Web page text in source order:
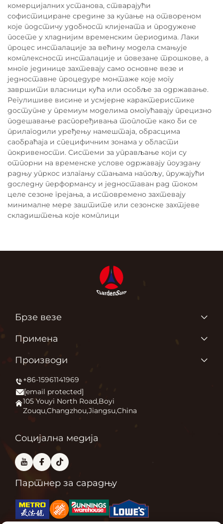
комерцијалних установа, стварајући
софистициране средине за купање на отвореном
које подстичу удобност клијената и продужене
посете у хладнијим временским периодима. Лаки
процес инсталације за већину модела смањује
комплексност инсталације и повезане трошкове, а
многе јединице захтевају само основне везе и
једноставне процедуре монтаже које могу
завршити власници кућа или особље за одржавање.
Регулишиве висине и усмјерне карактеристике
доступне у премиум моделима омогућавају прецизно
подешавање распоређивања топлоте како би се
прилагодили уређењу намештаја, обрасцима
саобраћаја и специфичним зонама у области
покривености. Системи за управљање који су
отпорни на временске услове одржавају поуздану
радњу упркос излагању стањама напољу, пружајући
доследну перформансу и једноставан рад током
целе сезоне грејања, а истовремено захтевају
минималне мере заштите или сезонске захтјеве
складиштења које комплици
Брзе везе
Почетна страница
Производи
Новине
Примена
Често постављане питања
Примена
Зашто волимо оно што радимо?
Производи
Грејач за дворац
Огњ
Пећница за пицу
+86-15961141969
[email protected]
105 Youyi North Road,Boyi
Zouqu,Changzhou,Jiangsu,China
Социјална медија
Партнер за сарадњу